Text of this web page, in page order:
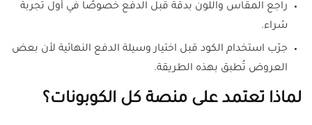
راجع المقاس واللون بدقة قبل الدفع خصوصًا في أول تجربة
شراء.
جرّب استخدام الكود قبل اختيار وسيلة الدفع النهائية لأن بعض
العروض تُطبق بهذه الطريقة.
لماذا تعتمد على منصة كل الكوبونات؟